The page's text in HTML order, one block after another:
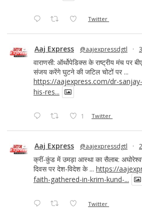
Twitter
Aaj Express @aajexpressdgtl ·
वाराणसी: ऑर्थोपेडिक्स के राष्ट्रीय मंच पर
संजय करेंगे घुटने की जटिल चोटों पर ...
https://aajexpress.com/dr-
his-res...
1 Twitter
Aaj Express @aajexpressdgtl ·
क्रीं-कुंड में उमड़ा आस्था का सैलाब: अघोरेश्वर
दिवस पर देश-विदेश के ... https://
faith-gathered-in-krim-kund-...
Twitter